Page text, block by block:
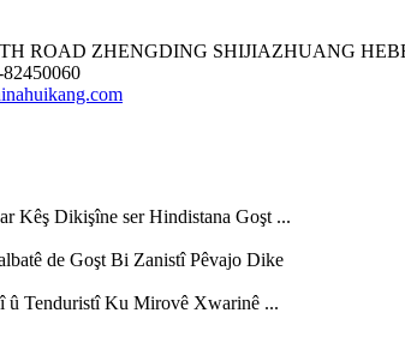
ROAD ZHENGDING SHIJIAZHUANG
Kêş Dikişîne ser Hindistana Goşt ...
de Goşt Bi Zanistî Pêvajo Dike
û Tenduristî Ku Mirovê Xwarinê ...